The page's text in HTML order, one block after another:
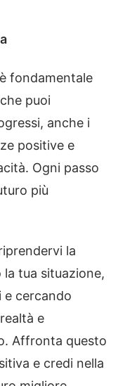
fondamentale
puoi
anche i
positive e
Ogni passo
più
la
tua situazione,
e cercando
e
Affronta questo
e credi nella